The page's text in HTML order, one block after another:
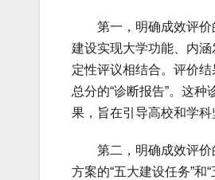
第一，明确成效评价的
建设实现大学功能、内
定性评议相结合。评价
总分的“诊断报告”。这
果，旨在引导高校和学
第二，明确成效评价的
方案的“五大建设任务”和